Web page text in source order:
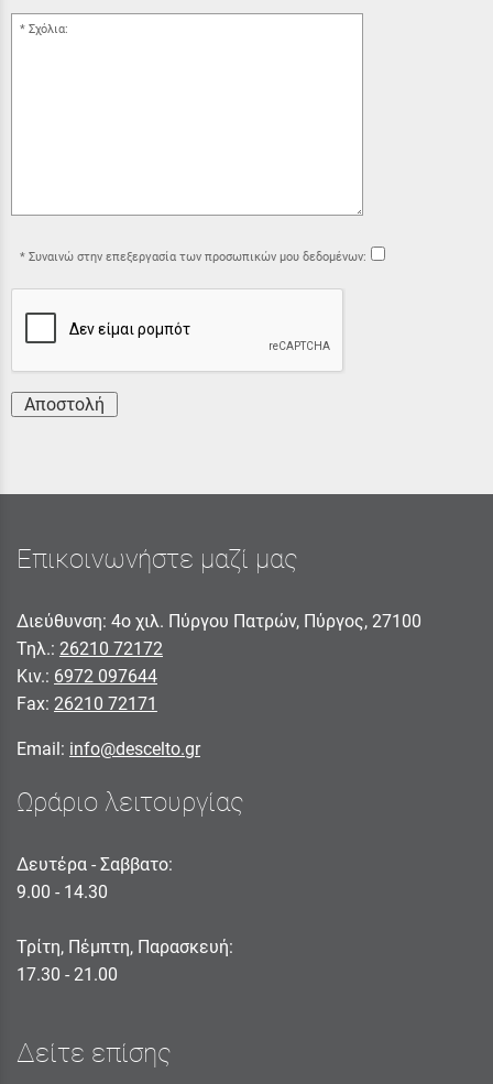
Σχόλια:
Συναινώ στην επεξεργασία των προσωπικών μου δεδομένων:
Αποστολή
Επικοινωνήστε μαζί μας
Διεύθυνση: 4ο χιλ. Πύργου Πατρών, Πύργος, 27100
Τηλ.: 26210 72172
Κιν.: 6972 097644
Fax: 26210 72171
Email: info@descelto.gr
Ωράριο λειτουργίας
Δευτέρα - Σαββατο:
9.00 - 14.30
Τρίτη, Πέμπτη, Παρασκευή:
17.30 - 21.00
Δείτε επίσης